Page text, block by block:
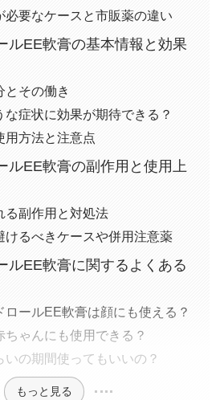
必要なケースと市販薬の違い
ルEE軟膏の基本情報と効果
とその働き
な症状に効果が期待できる？
用方法と注意点
ルEE軟膏の副作用と使用上
る副作用と対処法
けるべきケースや併用注意薬
ルEE軟膏に関するよくある
ロールEE軟膏は顔にも使える？
ちゃんにも使用できる？
いの期間使ってもいいの？
もっと見る